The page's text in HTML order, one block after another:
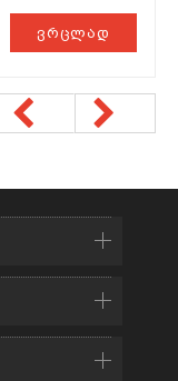
ვრცლად
ᲤᲘᲚᲔᲑᲘ)